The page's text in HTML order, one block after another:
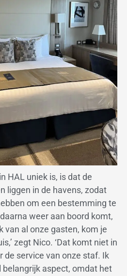
HAL uniek is, is dat de
liggen in de havens, zodat
om een bestemming te
weer aan boord komt,
van al onze gasten, kom je
zegt Nico. ‘Dat komt niet in
de service van onze staf. Ik
belangrijk aspect, omdat het